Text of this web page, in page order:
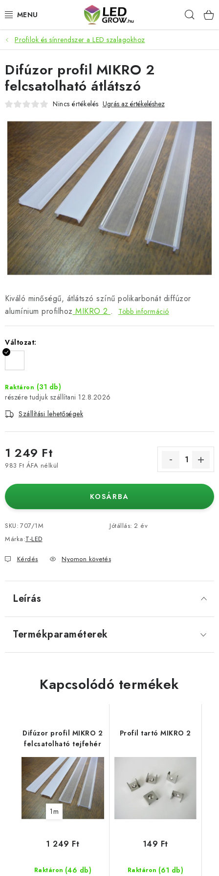
tartalomhoz
AKCIÓS TERMÉKEK
LED NÖVÉNYVILÁGÍTÁS
TERMESZTÉSI KELLÉKEK
MIKROZÖLDEK
OKOS KERT
Webáruház értékelése Márka Vásárlás
Blog
Általános Üzleti Feltételek
Kapcsolat
Profilok és sínrendszer a LED szalagokhoz
Kiváló minőségű, átlátszó színű polikarbonát diffúzor
alumínium profilhoz MIKRO 2 . Több információ
Változat:
Raktáron (31 db)
12.8.2026
Szállítási lehetőségek
1 249 Ft
983 Ft ÁFA nélkül
KOSÁRBA
SKU: 707/1M
Márka:T-LED
Jótállás: 2 év
Kérdés Nyomon követés
Difúzor profil MIKRO 2
felcsatolható átlátszó
Nincs értékelés Ugrás az értékeléshez
Leírás
Termékparaméterek
Kapcsolódó termékek
Difúzor profil MIKRO 2
felcsatolható tejfehér
1m
Raktáron (46 db)
1 249 Ft
Profil tartó MIKRO 2
Raktáron (61 db)
149 Ft